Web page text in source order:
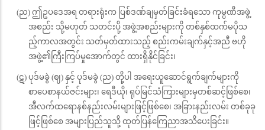
(ည) ဤဥပဒေအရ တရားရုံးက ပြစ်ဒဏ်ချမှတ်ခြင်းခံရသော ကုမ္ပဏီအဖွဲ့
အစည်း သို့မဟုတ် သတင်းပို့ အဖွဲ့အစည်းများကို တစ်နှစ်ထက်မပိုသ
ည့်ကာလအတွင်း သတ်မှတ်ထားသည့် စည်းကမ်းချက်နှင့်အညီ ဗဟို
အဖွဲ့၏ကြီးကြပ်မှုအောက်တွင် ထားရှိနိုင်ခြင်း၊
(ဋ) ပုဒ်မခွဲ (ဈ) နှင့် ပုဒ်မခွဲ (ည) တို့ပါ အရေးယူဆောင်ရွက်ချက်များကို
စာပေစာနယ်ဇင်းများ၊ ရေဒီယို၊ ရုပ်မြင်သံကြားများမှတစ်ဆင့်ဖြစ်စေ၊
အီလက်ထရောနစ်နည်းလမ်းများဖြင့်ဖြစ်စေ၊ အခြားနည်းလမ်း တစ်ခုခု
ဖြင့်ဖြစ်စေ အများပြည်သူသို့ ထုတ်ပြန်ကြေညာအသိပေးခြင်း။